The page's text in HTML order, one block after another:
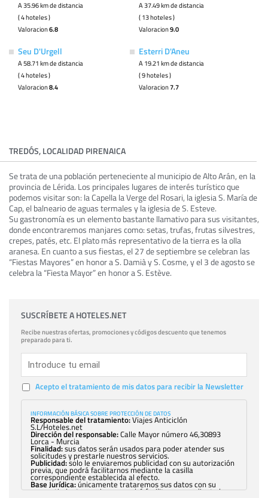
A 35.96 km de distancia
( 4 hoteles )
Valoracion6.8
A 37.49 km de distancia
( 13 hoteles )
Valoracion9.0
Seu D'Urgell
A 58.71 km de distancia
( 4 hoteles )
Valoracion8.4
Esterri D'Aneu
A 19.21 km de distancia
( 9 hoteles )
Valoracion7.7
TREDÓS, LOCALIDAD PIRENAICA
Se trata de una población perteneciente al municipio de Alto Arán, en la
provincia de Lérida. Los principales lugares de interés turístico que
podemos visitar son: la Capella la Verge del Rosari, la iglesia S. María de
Cap, el balneario de aguas termales y la iglesia de S. Esteve.
Su gastronomía es un elemento bastante llamativo para sus visitantes,
donde encontraremos manjares como: setas, trufas, frutas silvestres,
crepes, patés, etc. El plato más representativo de la tierra es la olla
aranesa. En cuanto a sus fiestas, el 27 de septiembre se celebran las
“Fiestas Mayores” en honor a S. Damià y S. Cosme, y el 3 de agosto se
celebra la “Fiesta Mayor” en honor a S. Estève.
SUSCRÍBETE A HOTELES.NET
Recibe nuestras ofertas, promociones y códigos descuento que tenemos
preparado para ti.
Acepto el tratamiento de mis datos para recibir la Newsletter
INFORMACIÓN BÁSICA SOBRE PROTECCIÓN DE DATOS
Responsable del tratamiento:Viajes Anticiclón
S.L/Hoteles.net
Dirección del responsable:Calle Mayor número 46,30893
Lorca - Murcia
Finalidad:sus datos serán usados para poder atender sus
solicitudes y prestarle nuestros servicios.
Publicidad:solo le enviaremos publicidad con su autorización
previa, que podrá facilitarnos mediante la casilla
correspondiente establecida al efecto.
Base Jurídica:únicamente trataremos sus datos con su
consentimiento previo, que podrá facilitarnos mediante la